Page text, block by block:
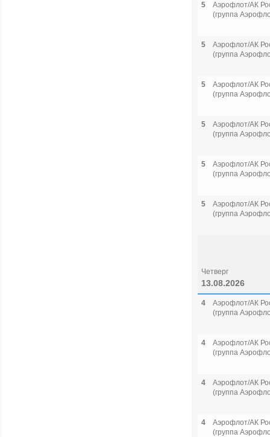
5
Аэрофлот/АК
(группа
5
Аэрофлот/АК
(группа
5
Аэрофлот/АК
(группа
5
Аэрофлот/АК
(группа
5
Аэрофлот/АК
(группа
5
Аэрофлот/АК
(группа
Четверг
13.08.2026
4
Аэрофлот/АК
(группа
4
Аэрофлот/АК
(группа
4
Аэрофлот/АК
(группа
4
Аэрофлот/АК
(группа